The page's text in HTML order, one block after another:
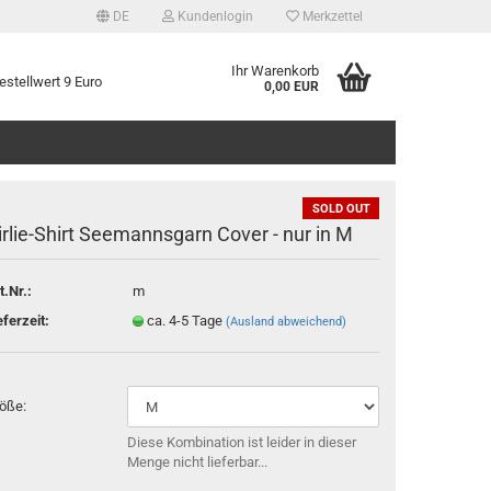
DE Kundenlogin
vergessen?
Merkzettel
9 Euro
Ihr Warenkorb
0,00 EUR
SOLD OUT
Shirt Seemannsgarn Cover - nur in M
m
ca. 4-5 Tage (Ausland abweichend)
Diese Kombination ist leider in dieser
Menge nicht lieferbar...